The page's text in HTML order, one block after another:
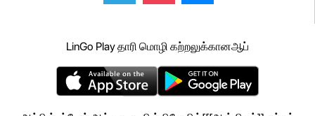
LinGo Play தாரி மொழி கற்றலுக்கானஆப்